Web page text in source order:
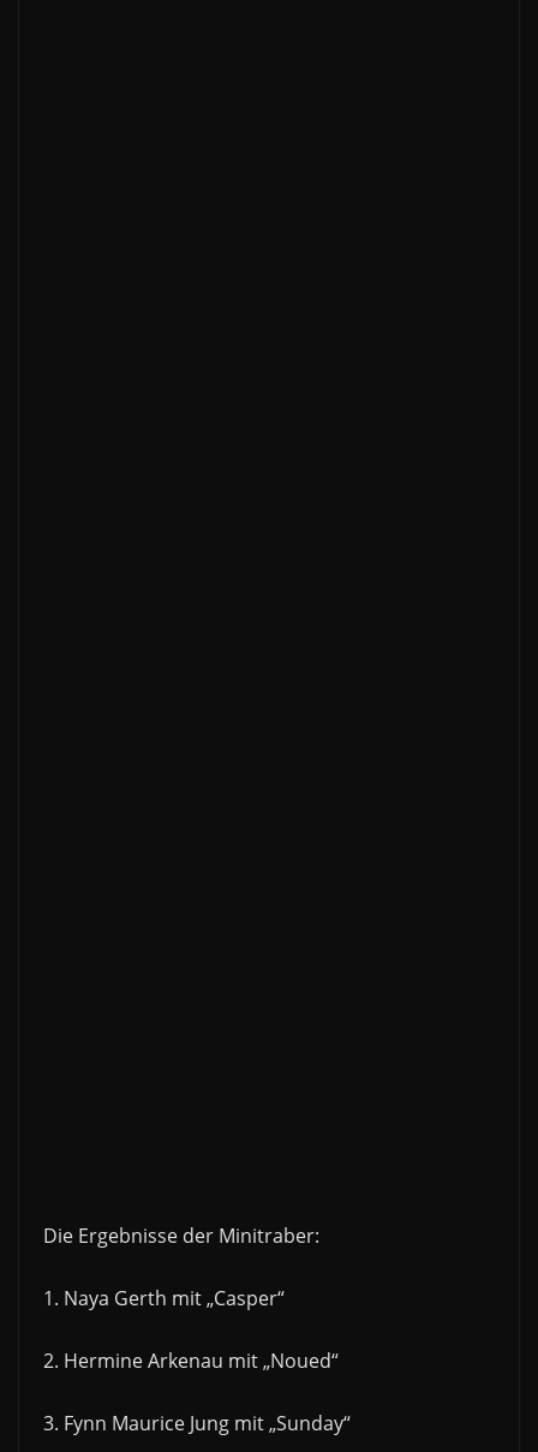
Die Ergebnisse der Minitraber:
1. Naya Gerth mit „Casper“
2. Hermine Arkenau mit „Noued“
3. Fynn Maurice Jung mit „Sunday“